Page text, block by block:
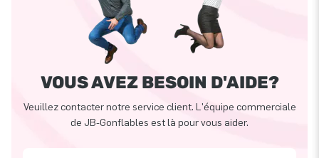
VOUS AVEZ BESOIN D'AIDE?
Veuillez contacter notre service client. L'équipe commerciale
de JB-Gonflables est là pour vous aider.